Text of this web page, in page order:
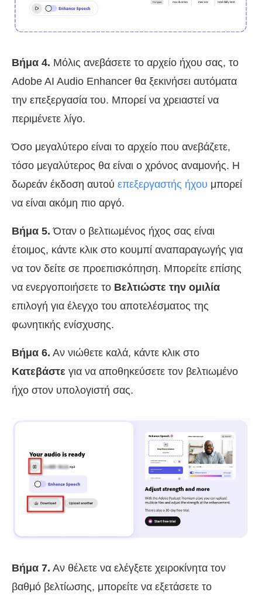
Βήμα 4. Μόλις ανεβάσετε το αρχείο ήχου σας, το
Adobe AI Audio Enhancer θα ξεκινήσει αυτόματα
την επεξεργασία του. Μπορεί να χρειαστεί να
περιμένετε λίγο.
Όσο μεγαλύτερο είναι το αρχείο που ανεβάζετε,
τόσο μεγαλύτερος θα είναι ο χρόνος αναμονής. Η
δωρεάν έκδοση αυτού επεξεργαστής ήχου μπορεί
να είναι ακόμη πιο αργό.
Βήμα 5. Όταν ο βελτιωμένος ήχος σας είναι
έτοιμος, κάντε κλικ στο κουμπί αναπαραγωγής για
να τον δείτε σε προεπισκόπηση. Μπορείτε επίσης
να ενεργοποιήσετε το Βελτιώστε την ομιλία
επιλογή για έλεγχο του αποτελέσματος της
φωνητικής ενίσχυσης.
Βήμα 6. Αν νιώθετε καλά, κάντε κλικ στο
Κατεβάστε για να αποθηκεύσετε τον βελτιωμένο
ήχο στον υπολογιστή σας.
Βήμα 7. Αν θέλετε να ελέγξετε χειροκίνητα τον
βαθμό βελτίωσης, μπορείτε να εξετάσετε το